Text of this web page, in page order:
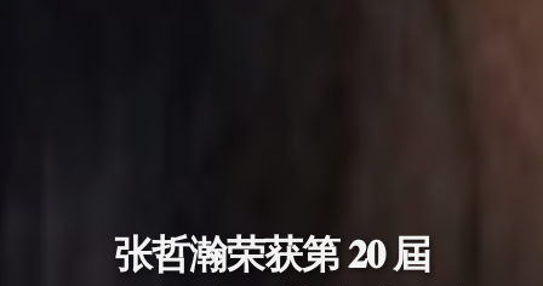
张哲瀚荣获第 𝟐𝟎 屆